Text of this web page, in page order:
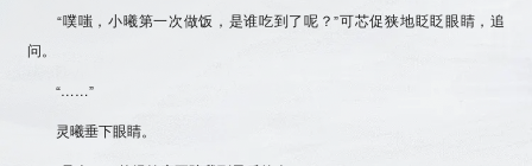
“噗嗤，小曦第一次做饭，是谁吃到了呢？”可芯促狭地眨眨眼睛，追
问。
“……”
灵曦垂下眼睛。